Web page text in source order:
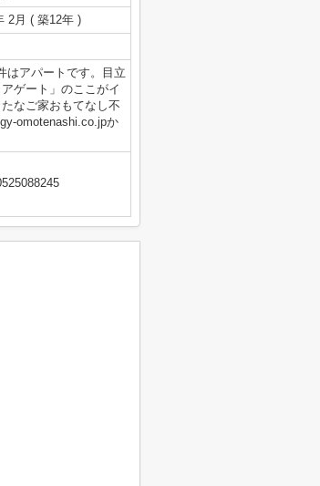
2月 ( 築12年 )
はアパートです。目立
ゲート」のここがイ
なご家おもてなし不
omotenashi.co.jpか